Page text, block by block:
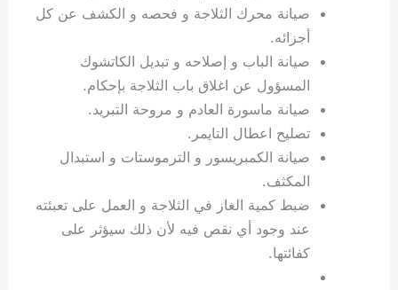
صيانة محرك الثلاجة و فحصه و الكشف عن كل
أجزائه.
صيانة الباب و إصلاحه و تبديل الكاتشوك
المسؤول عن اغلاق باب الثلاجة بإحكام.
صيانة ماسورة العادم و مروحة التبريد.
تصليح اعطال التايمر.
صيانة الكمبريسور و الترموستات و استبدال
المكثف.
ضبط كمية الغاز في الثلاجة و العمل على تعبئته
عند وجود أي نقص فيه لأن ذلك سيؤثر على
كفائتها.